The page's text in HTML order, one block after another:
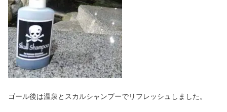
ゴール後は温泉とスカルシャンプーでリフレッシュしました。